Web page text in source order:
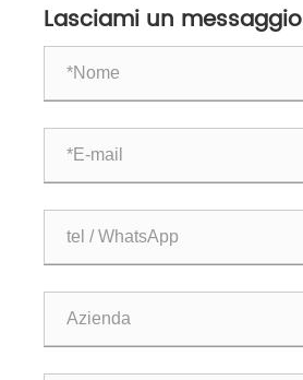
Lasciami un messaggio